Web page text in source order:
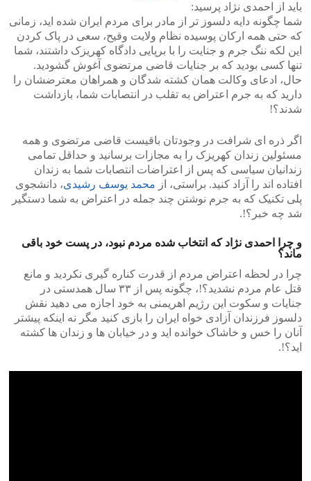
باید از احمدی نژاد پرسید:
شما چگونه دایه دلسوز تر از مادر برای مردم ایران شده اید، زمانی
که حتی همه ارکان پوسیده نظام ولایت وقیح، سعی در پاک کردن
این لکه ننگ جرم و جنایت را با برپایی دادگاه کهریزک داشتند، شما
تنها کسی بودید که بر جنایات قاضی مرتضوی آغوش گشودید.
حال، ادعای وکالت همان کشته شدگان و همراهان معترضشان را
دارید که به جرم اعتراض به تقلب در انتصابات شما، بازداشت
شدند؟!
اگر ذره ای شرافت در وجودتان باقیست قاضی مرتضوی و همه
مسئولین زندان کهریزک را به مجازات برسانید و حداقل تمامی
زندانیان سیاسی که پس از اعتراضات انتصابات شما به زندان
افتاده اند را آزاد کنید. براستی، از محمد یوسف رشیدی، دانشجوی
پلی تکنیک که به جرم نوشتن چند جمله در اعتراض به شما دستگیر
شد چه خبر؟!.
و چرا احمدی نژاد که انتخاب شده مردم نبود، در پست خود باقی
ماند؟
چرا در لحظه اعتراض مردم از قدرت کناره گیری نکردید و مانع
قتل عام مردم نشدید؟!، چگونه پس از ۳۳ سال همدستی در
جنایات و سکوت این رژیم اهریمنی به خود اجازه می دهید نقش
دلسوز فرزندان آزادی خواه ایران را بازی کنید مگر نه اینکه پیشتر
آنان را خس و خاشاک خوانده اید و در خیابان ها و زندان ها کشته
اید؟!.